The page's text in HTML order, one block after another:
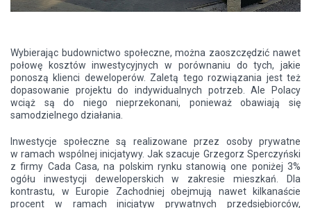
Wybierając budownictwo społeczne, można zaoszczędzić nawet
połowę kosztów inwestycyjnych w porównaniu do tych, jakie
ponoszą klienci deweloperów. Zaletą tego rozwiązania jest też
dopasowanie projektu do indywidualnych potrzeb. Ale Polacy
wciąż są do niego nieprzekonani, ponieważ obawiają się
samodzielnego działania.
Inwestycje społeczne są realizowane przez osoby prywatne
w ramach wspólnej inicjatywy. Jak szacuje Grzegorz Sperczyński
z firmy Cada Casa, na polskim rynku stanowią one poniżej 3%
ogółu inwestycji deweloperskich w zakresie mieszkań. Dla
kontrastu, w Europie Zachodniej obejmują nawet kilkanaście
procent w ramach inicjatyw prywatnych przedsiębiorców,